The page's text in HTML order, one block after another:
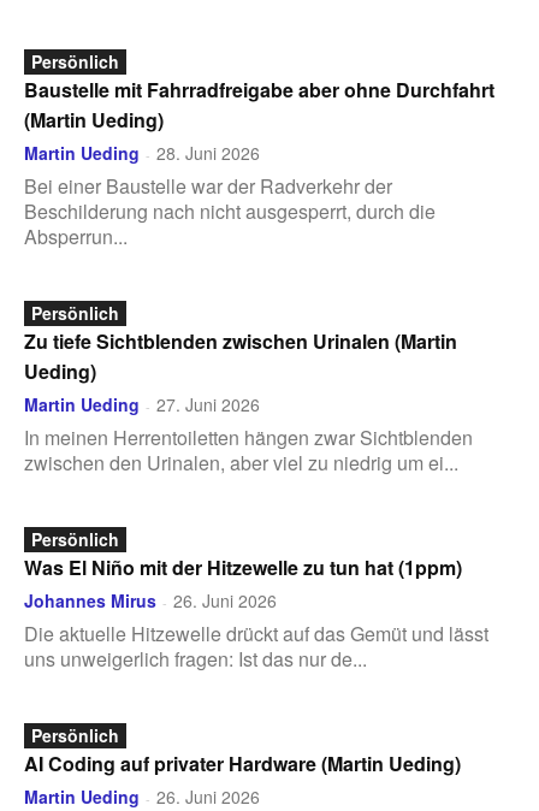
Persönlich
Baustelle mit Fahrradfreigabe aber ohne Durchfahrt
(Martin Ueding)
Martin Ueding - 28. Juni 2026
Bei einer Baustelle war der Radverkehr der
Beschilderung nach nicht ausgesperrt, durch die
Absperrun...
Persönlich
Zu tiefe Sichtblenden zwischen Urinalen (Martin
Ueding)
Martin Ueding - 27. Juni 2026
In meinen Herrentoiletten hängen zwar Sichtblenden
zwischen den Urinalen, aber viel zu niedrig um ei...
Persönlich
Was El Niño mit der Hitzewelle zu tun hat (1ppm)
Johannes Mirus - 26. Juni 2026
Die aktuelle Hitzewelle drückt auf das Gemüt und lässt
uns unweigerlich fragen: Ist das nur de...
Persönlich
AI Coding auf privater Hardware (Martin Ueding)
Martin Ueding - 26. Juni 2026